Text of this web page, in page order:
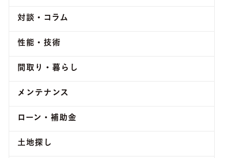
対談・コラム
性能・技術
間取り・暮らし
メンテナンス
ローン・補助金
土地探し